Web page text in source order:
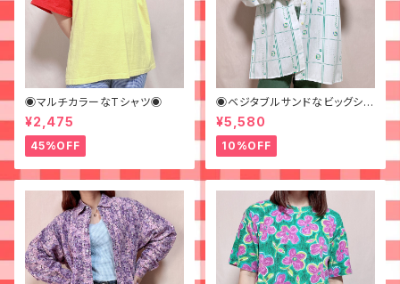
◉マルチカラーなTシャツ◉
¥2,475
45%OFF
◉ベジタブルサンドなビッグシャ
ツ◉ 古着 柄シャツ 70s 緑 幾
何学模様
¥5,580
10%OFF